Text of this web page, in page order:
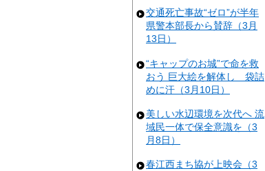
交通死亡事故“ゼロ”が半年
県警本部長から賛辞（3月
13日）
“キャップのお城”で命を救
おう 巨大絵を解体し 袋詰
めに汗（3月10日）
美しい水辺環境を次代へ 流
域民一体で保全意識を（3
月8日）
春江西まち協が上映会（3